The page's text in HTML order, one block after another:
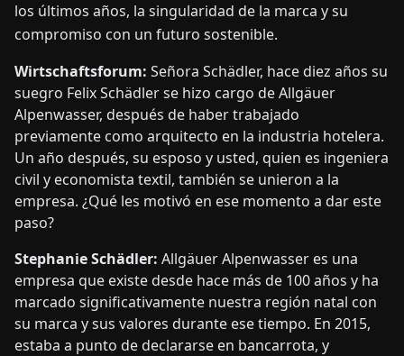
los últimos años, la singularidad de la marca y su
compromiso con un futuro sostenible.
Wirtschaftsforum: Señora Schädler, hace diez años su
suegro Felix Schädler se hizo cargo de Allgäuer
Alpenwasser, después de haber trabajado
previamente como arquitecto en la industria hotelera.
Un año después, su esposo y usted, quien es ingeniera
civil y economista textil, también se unieron a la
empresa. ¿Qué les motivó en ese momento a dar este
paso?
Stephanie Schädler: Allgäuer Alpenwasser es una
empresa que existe desde hace más de 100 años y ha
marcado significativamente nuestra región natal con
su marca y sus valores durante ese tiempo. En 2015,
estaba a punto de declararse en bancarrota, y